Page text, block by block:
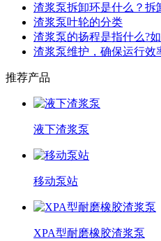
渣浆泵拆卸环是什么？拆
渣浆泵叶轮的分类
渣浆泵的扬程是指什么?
渣浆泵维护，确保运行效
推荐产品
液下渣浆泵
移动泵站
XPA型耐磨橡胶渣浆泵